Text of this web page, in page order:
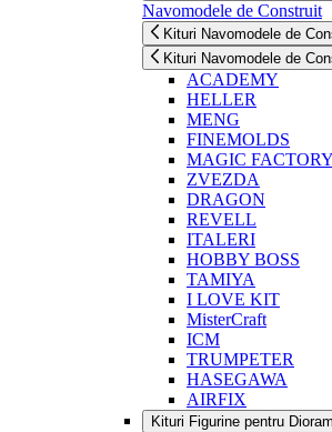
Navomodele de Construit
Kituri Navomodele de
Kituri Navomodele de
ACADEMY
HELLER
MENG
FINEMOLDS
MAGIC FACTORY
ZVEZDA
DRAGON
REVELL
ITALERI
HOBBY BOSS
TAMIYA
I LOVE KIT
MisterCraft
ICM
TRUMPETER
HASEGAWA
AIRFIX
Kituri Figurine pentru